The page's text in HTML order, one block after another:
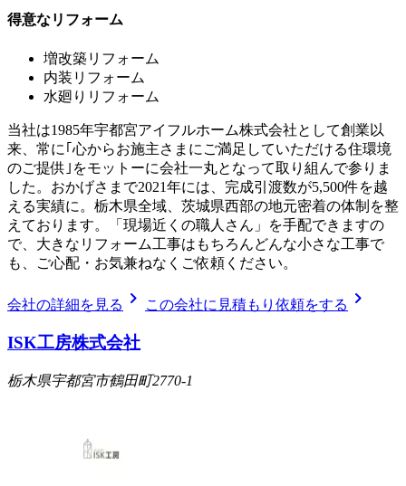
得意なリフォーム
増改築リフォーム
内装リフォーム
水廻りリフォーム
当社は1985年宇都宮アイフルホーム株式会社として創業以
来、常に｢心からお施主さまにご満足していただける住環境
のご提供｣をモットーに会社一丸となって取り組んで参りま
した。おかげさまで2021年には、完成引渡数が5,500件を越
える実績に。栃木県全域、茨城県西部の地元密着の体制を整
えております。「現場近くの職人さん」を手配できますの
で、大きなリフォーム工事はもちろんどんな小さな工事で
も、ご心配・お気兼ねなくご依頼ください。
会社の詳細を見る chevron_right この会社に見積もり依頼をする chevron_right
ISK工房株式会社
栃木県宇都宮市鶴田町2770-1